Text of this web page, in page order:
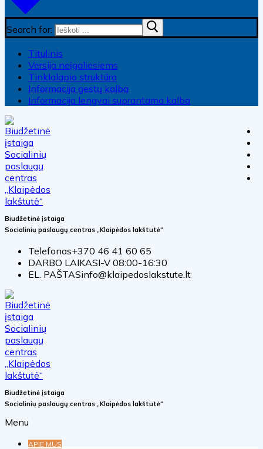
Search for:
Titulinis
Versija neįgaliesiems
Tinklalapio struktūra
Informacija gestų kalba
Informacija lengvai suprantama kalba
Biudžetinė įstaiga
Socialinių paslaugų centras „Klaipėdos lakštutė“
Telefonas+370 46 41 60 65
DARBO LAIKASI-V 08:00-16:30
EL. PAŠTASinfo@klaipedoslakstute.lt
Biudžetinė įstaiga
Socialinių paslaugų centras „Klaipėdos lakštutė“
Menu
APIE MUS